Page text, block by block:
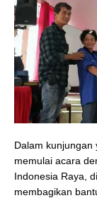
Dalam kunjungan
memulai acara
Indonesia Raya,
membagikan